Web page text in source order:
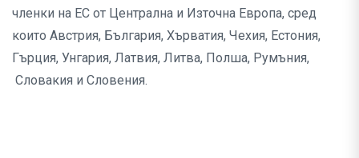
членки на ЕС от Централна и Източна Европа, сред
които Австрия, България, Хърватия, Чехия, Естония,
Гърция, Унгария, Латвия, Литва, Полша, Румъния,
Словакия и Словения.